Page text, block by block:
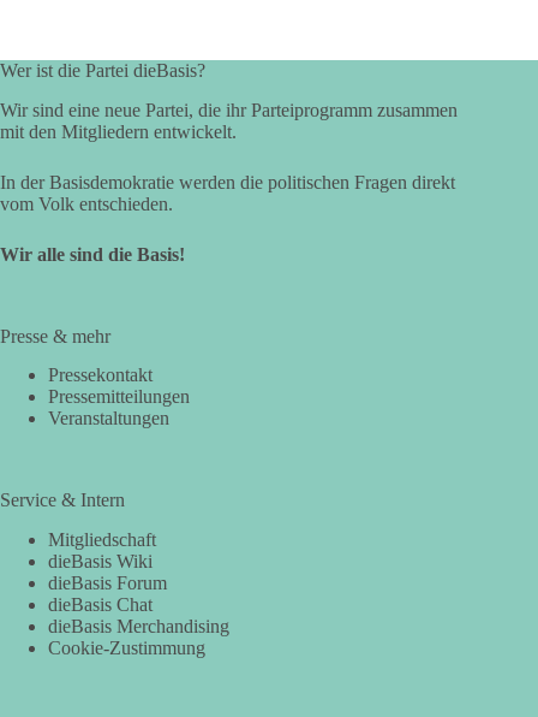
Wer ist die Partei dieBasis?
Wir sind eine neue Partei, die ihr Parteiprogramm zusammen
mit den Mitgliedern entwickelt.
In der Basisdemokratie werden die politischen Fragen direkt
vom Volk entschieden.
Wir alle sind die Basis!
Presse & mehr
Pressekontakt
Pressemitteilungen
Veranstaltungen
Service & Intern
Mitgliedschaft
dieBasis Wiki
dieBasis Forum
dieBasis Chat
dieBasis Merchandising
Cookie-Zustimmung